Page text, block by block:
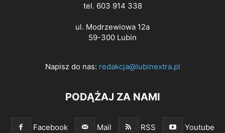
tel. 603 914 338
ul. Modrzewiowa 12a
59-300 Lubin
Napisz do nas: redakcja@lubinextra.pl
PODĄŻAJ ZA NAMI
Facebook Mail RSS Youtube